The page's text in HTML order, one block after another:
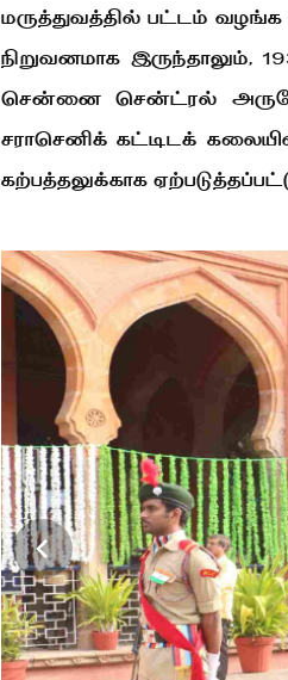
மருத்துவத்தில் பட்டம்
நிறுவனமாக இருந்தாலும்,
சென்னை சென்ட்ரல் அருகே
சராசெனிக் கட்டிடக்
கற்பத்தலுக்காக